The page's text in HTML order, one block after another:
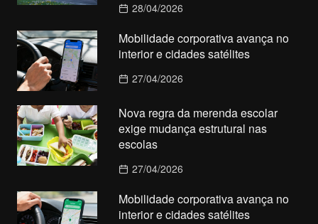
28/04/2026
Mobilidade corporativa avança no
interior e cidades satélites
27/04/2026
Nova regra da merenda escolar
exige mudança estrutural nas
escolas
27/04/2026
Mobilidade corporativa avança no
interior e cidades satélites